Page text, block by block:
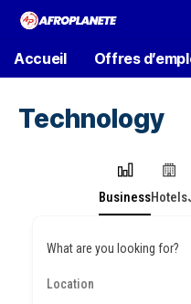
Accueil Offres
Technology
BusinessHotels
What are you looking for?